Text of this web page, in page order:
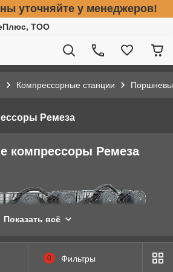
уточняйте у менеджеров!
ТОО
Компрессорные станции
Ремеза
компрессоры Ремеза
Показать всё
0 Фильтры